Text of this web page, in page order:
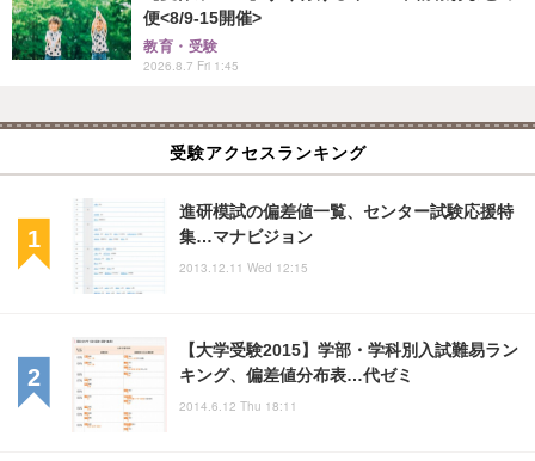
便<8/9-15開催>
教育・受験
2026.8.7 Fri 1:45
受験アクセスランキング
進研模試の偏差値一覧、センター試験応援特
集…マナビジョン
2013.12.11 Wed 12:15
【大学受験2015】学部・学科別入試難易ラン
キング、偏差値分布表…代ゼミ
2014.6.12 Thu 18:11